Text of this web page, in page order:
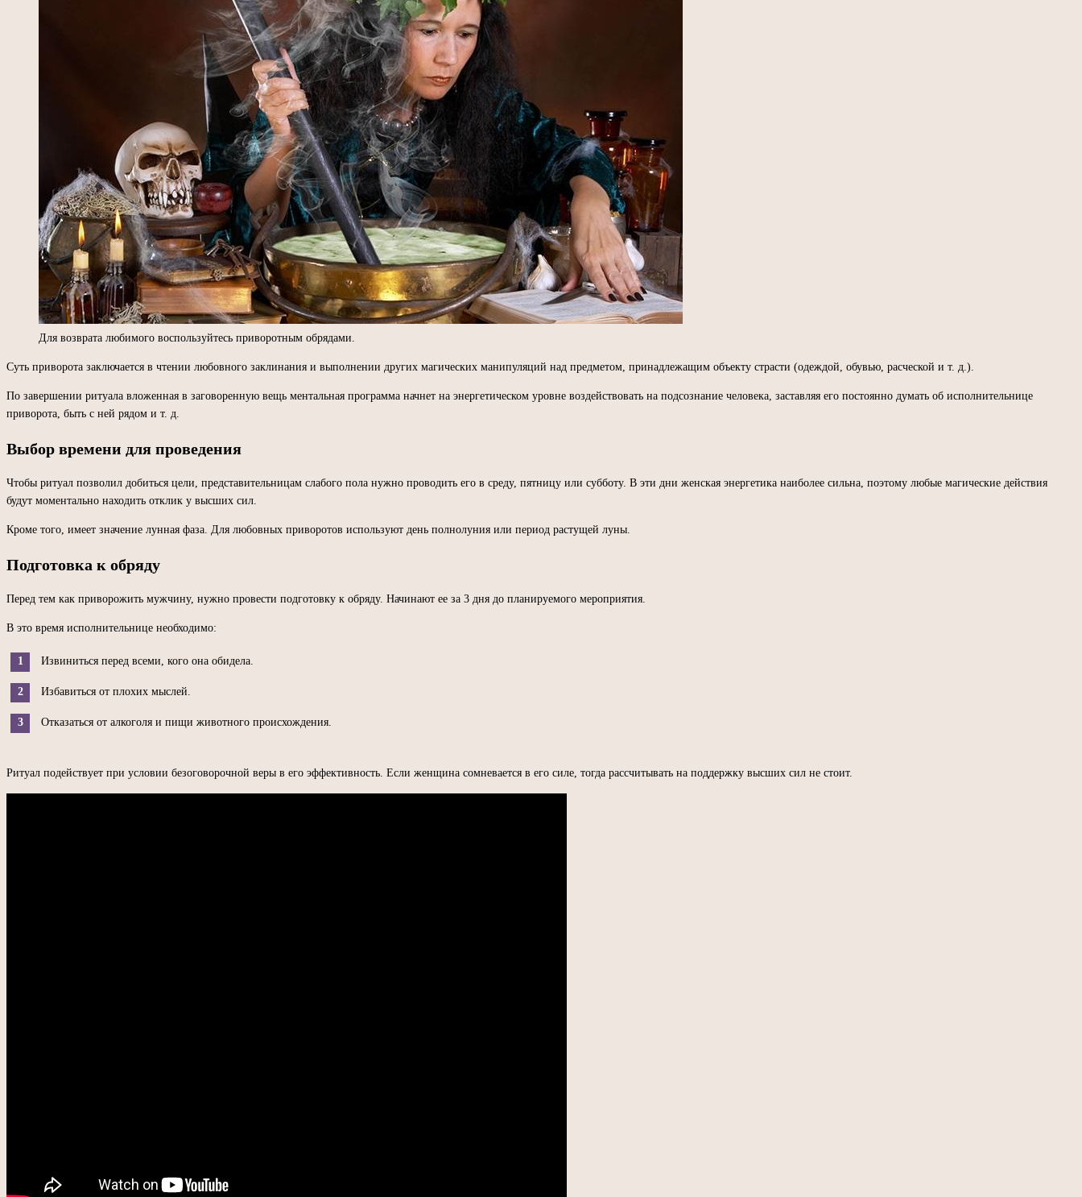
Для возврата любимого воспользуйтесь приворотным обрядами.
Суть приворота заключается в чтении любовного заклинания и выполнении других магических манипуляций над предметом, принадлежащим объекту страсти (одеждой, обувью, расческой и т. д.).
По завершении ритуала вложенная в заговоренную вещь ментальная программа начнет на энергетическом уровне воздействовать на подсознание человека, заставляя его постоянно думать об исполнительнице
приворота, быть с ней рядом и т. д.
Выбор времени для проведения
Чтобы ритуал позволил добиться цели, представительницам слабого пола нужно проводить его в среду, пятницу или субботу. В эти дни женская энергетика наиболее сильна, поэтому любые магические действия
будут моментально находить отклик у высших сил.
Кроме того, имеет значение лунная фаза. Для любовных приворотов используют день полнолуния или период растущей луны.
Подготовка к обряду
Перед тем как приворожить мужчину, нужно провести подготовку к обряду. Начинают ее за 3 дня до планируемого мероприятия.
В это время исполнительнице необходимо:
Извиниться перед всеми, кого она обидела.
Избавиться от плохих мыслей.
Отказаться от алкоголя и пищи животного происхождения.
Ритуал подействует при условии безоговорочной веры в его эффективность. Если женщина сомневается в его силе, тогда рассчитывать на поддержку высших сил не стоит.